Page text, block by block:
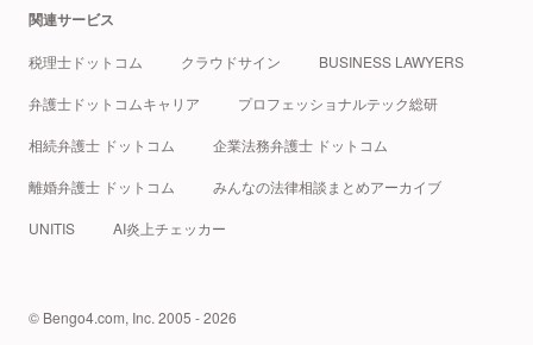
関連サービス
税理士ドットコム クラウドサイン BUSINESS LAWYERS
弁護士ドットコムキャリア プロフェッショナルテック総研
相続弁護士 ドットコム 企業法務弁護士 ドットコム
離婚弁護士 ドットコム みんなの法律相談まとめアーカイブ
UNITIS AI炎上チェッカー
© Bengo4.com, Inc. 2005 - 2026